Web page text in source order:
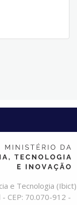
e Tecnologia (Ibict)
CEP: 70.070-912 -